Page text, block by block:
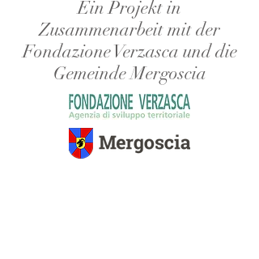
Ein Projekt in
Zusammenarbeit mit der
Fondazione Verzasca und die
Gemeinde Mergoscia